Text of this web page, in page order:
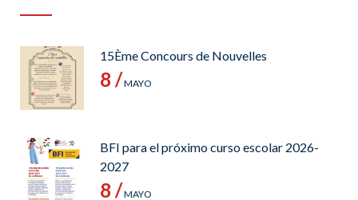
15Ème Concours de Nouvelles
8 /MAYO
BFI para el próximo curso escolar 2026-
2027
8 /MAYO